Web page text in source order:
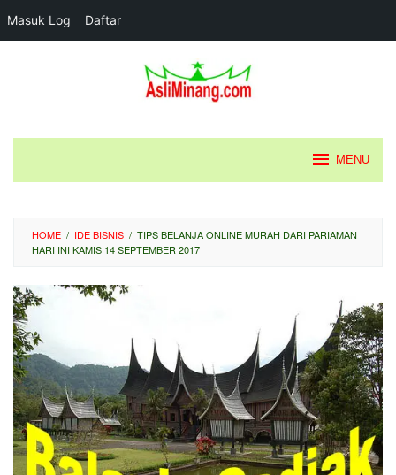
Masuk Log Daftar
MENU
HOME / IDE BISNIS / TIPS BELANJA ONLINE MURAH DARI PARIAMAN
HARI INI KAMIS 14 SEPTEMBER 2017